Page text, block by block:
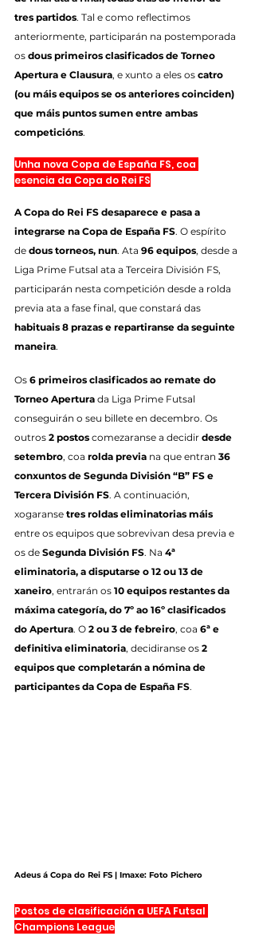
tres partidos. Tal e como reflectimos
anteriormente, participarán na postemporada
os dous primeiros clasificados de Torneo
Apertura e Clausura, e xunto a eles os catro
(ou máis equipos se os anteriores coinciden)
que máis puntos sumen entre ambas
competicións.
Unha nova Copa de España FS, coa
esencia da Copa do Rei FS
A Copa do Rei FS desaparece e pasa a
integrarse na Copa de España FS. O espírito
de dous torneos, nun. Ata 96 equipos, desde a
Liga Prime Futsal ata a Terceira División FS,
participarán nesta competición desde a rolda
previa ata a fase final, que constará das
habituais 8 prazas e repartiranse da seguinte
maneira.
Os 6 primeiros clasificados ao remate do
Torneo Apertura da Liga Prime Futsal
conseguirán o seu billete en decembro. Os
outros 2 postos comezaranse a decidir desde
setembro, coa rolda previa na que entran 36
conxuntos de Segunda División “B” FS e
Tercera División FS. A continuación,
xogaranse tres roldas eliminatorias máis
entre os equipos que sobrevivan desa previa e
os de Segunda División FS. Na 4ª
eliminatoria, a disputarse o 12 ou 13 de
xaneiro, entrarán os 10 equipos restantes da
máxima categoría, do 7º ao 16º clasificados
do Apertura. O 2 ou 3 de febreiro, coa 6ª e
definitiva eliminatoria, decidiranse os 2
equipos que completarán a nómina de
participantes da Copa de España FS.
Adeus á Copa do Rei FS | Imaxe: Foto Pichero
Postos de clasificación a UEFA Futsal
Champions League